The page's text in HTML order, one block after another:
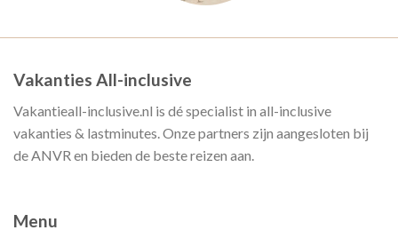
Vakanties All-inclusive
Vakantieall-inclusive.nl is dé specialist in all-inclusive
vakanties & lastminutes. Onze partners zijn aangesloten bij
de ANVR en bieden de beste reizen aan.
Menu